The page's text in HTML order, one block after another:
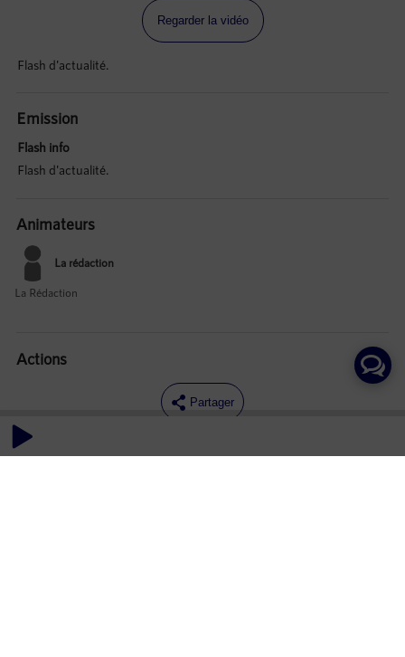
Regarder la vidéo
Flash d'actualité.
Emission
Flash info
Flash d'actualité.
Animateurs
La rédaction
La Rédaction
Actions
Partager
Commentaires